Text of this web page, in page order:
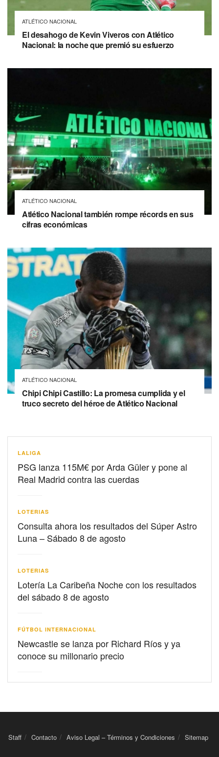
ATLÉTICO NACIONAL
El desahogo de Kevin Viveros con Atlético
Nacional: la noche que premió su esfuerzo
ATLÉTICO NACIONAL
Atlético Nacional también rompe récords en sus
cifras económicas
ATLÉTICO NACIONAL
Chipi Chipi Castillo: La promesa cumplida y el
truco secreto del héroe de Atlético Nacional
LALIGA
PSG lanza 115M€ por Arda Güler y pone al
Real Madrid contra las cuerdas
LOTERIAS
Consulta ahora los resultados del Súper Astro
Luna – Sábado 8 de agosto
LOTERIAS
Lotería La Caribeña Noche con los resultados
del sábado 8 de agosto
FÚTBOL INTERNACIONAL
Newcastle se lanza por Richard Ríos y ya
conoce su millonario precio
Staff Contacto Aviso Legal – Términos y Condiciones Sitemap